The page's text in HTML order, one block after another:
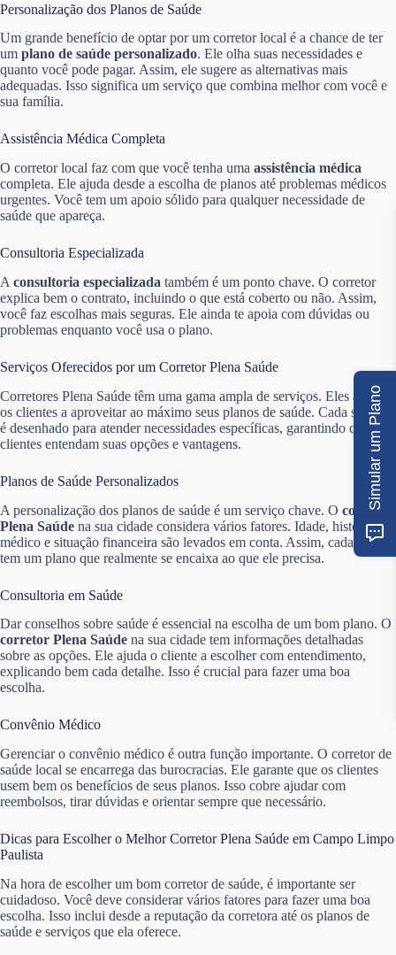
Personalização dos Planos de Saúde
Um grande benefício de optar por um corretor local é a chance de ter
um plano de saúde personalizado. Ele olha suas necessidades e
quanto você pode pagar. Assim, ele sugere as alternativas mais
adequadas. Isso significa um serviço que combina melhor com você e
sua família.
Assistência Médica Completa
O corretor local faz com que você tenha uma assistência médica
completa. Ele ajuda desde a escolha de planos até problemas médicos
urgentes. Você tem um apoio sólido para qualquer necessidade de
saúde que apareça.
Consultoria Especializada
A consultoria especializada também é um ponto chave. O corretor
explica bem o contrato, incluindo o que está coberto ou não. Assim,
você faz escolhas mais seguras. Ele ainda te apoia com dúvidas ou
problemas enquanto você usa o plano.
Serviços Oferecidos por um Corretor Plena Saúde
Corretores Plena Saúde têm uma gama ampla de serviços. Eles ajudam
os clientes a aproveitar ao máximo seus planos de saúde. Cada serviço
é desenhado para atender necessidades específicas, garantindo que os
clientes entendam suas opções e vantagens.
Planos de Saúde Personalizados
A personalização dos planos de saúde é um serviço chave. O corretor
Plena Saúde na sua cidade considera vários fatores. Idade, histórico
médico e situação financeira são levados em conta. Assim, cada cliente
tem um plano que realmente se encaixa ao que ele precisa.
Consultoria em Saúde
Dar conselhos sobre saúde é essencial na escolha de um bom plano. O
corretor Plena Saúde na sua cidade tem informações detalhadas
sobre as opções. Ele ajuda o cliente a escolher com entendimento,
explicando bem cada detalhe. Isso é crucial para fazer uma boa
escolha.
Convênio Médico
Gerenciar o convênio médico é outra função importante. O corretor de
saúde local se encarrega das burocracias. Ele garante que os clientes
usem bem os benefícios de seus planos. Isso cobre ajudar com
reembolsos, tirar dúvidas e orientar sempre que necessário.
Dicas para Escolher o Melhor Corretor Plena Saúde em Campo Limpo
Paulista
Na hora de escolher um bom corretor de saúde, é importante ser
cuidadoso. Você deve considerar vários fatores para fazer uma boa
escolha. Isso inclui desde a reputação da corretora até os planos de
saúde e serviços que ela oferece.
Simular um Plano